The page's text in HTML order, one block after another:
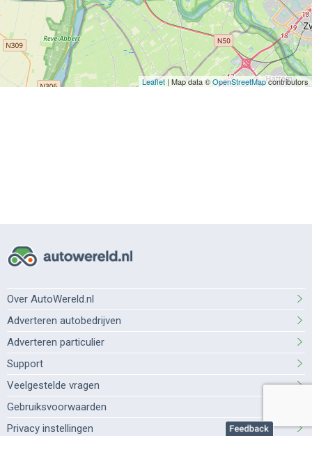
Leaflet | Map data ©OpenStreetMapcontributors
Over AutoWereld.nl
Adverteren autobedrijven
Adverteren particulier
Support
Veelgestelde vragen
Gebruiksvoorwaarden
Privacy instellingen